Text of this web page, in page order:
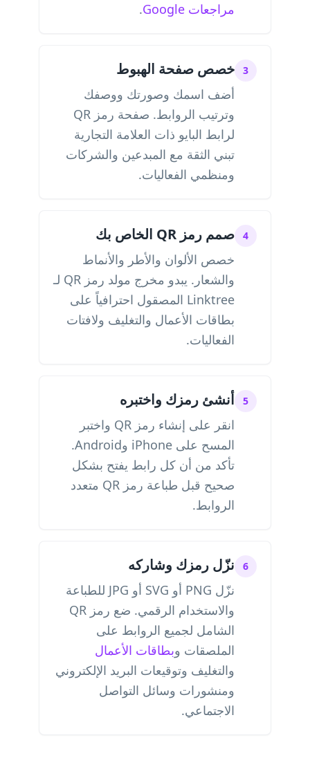
مراجعات Google
.
3 خصص صفحة الهبوط
أضف اسمك وصورتك ووصفك
وترتيب الروابط. صفحة رمز QR
لرابط البايو ذات العلامة التجارية
تبني الثقة مع المبدعين والشركات
ومنظمي الفعاليات.
4 صمم رمز QR الخاص بك
خصص الألوان والأطر والأنماط
والشعار. يبدو مخرج مولد رمز QR لـ
Linktree المصقول احترافياً على
بطاقات الأعمال والتغليف ولافتات
الفعاليات.
5 أنشئ رمزك واختبره
انقر على إنشاء رمز QR واختبر
المسح على iPhone وAndroid.
تأكد من أن كل رابط يفتح بشكل
صحيح قبل طباعة رمز QR متعدد
الروابط.
6 نزّل رمزك وشاركه
نزّل PNG أو SVG أو JPG للطباعة
والاستخدام الرقمي. ضع رمز QR
الشامل لجميع الروابط على
الملصقات وبطاقات الأعمال
والتغليف وتوقيعات البريد الإلكتروني
ومنشورات وسائل التواصل
الاجتماعي.